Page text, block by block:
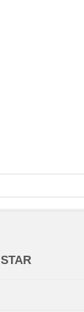
STAR